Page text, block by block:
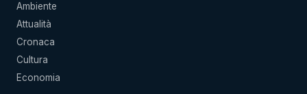
Ambiente
Attualità
Cronaca
Cultura
Economia